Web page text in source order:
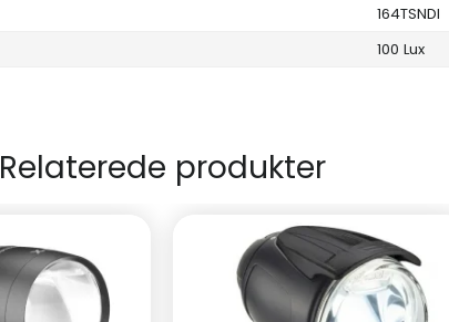
164TSNDI
100 Lux
Relaterede produkter